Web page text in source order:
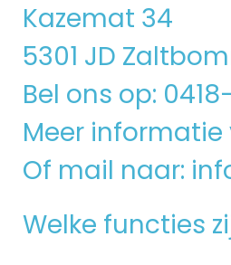
Kazemat 34
5301 JD
Bel ons op:
Meer informatie
Of mail naar:
Welke functies